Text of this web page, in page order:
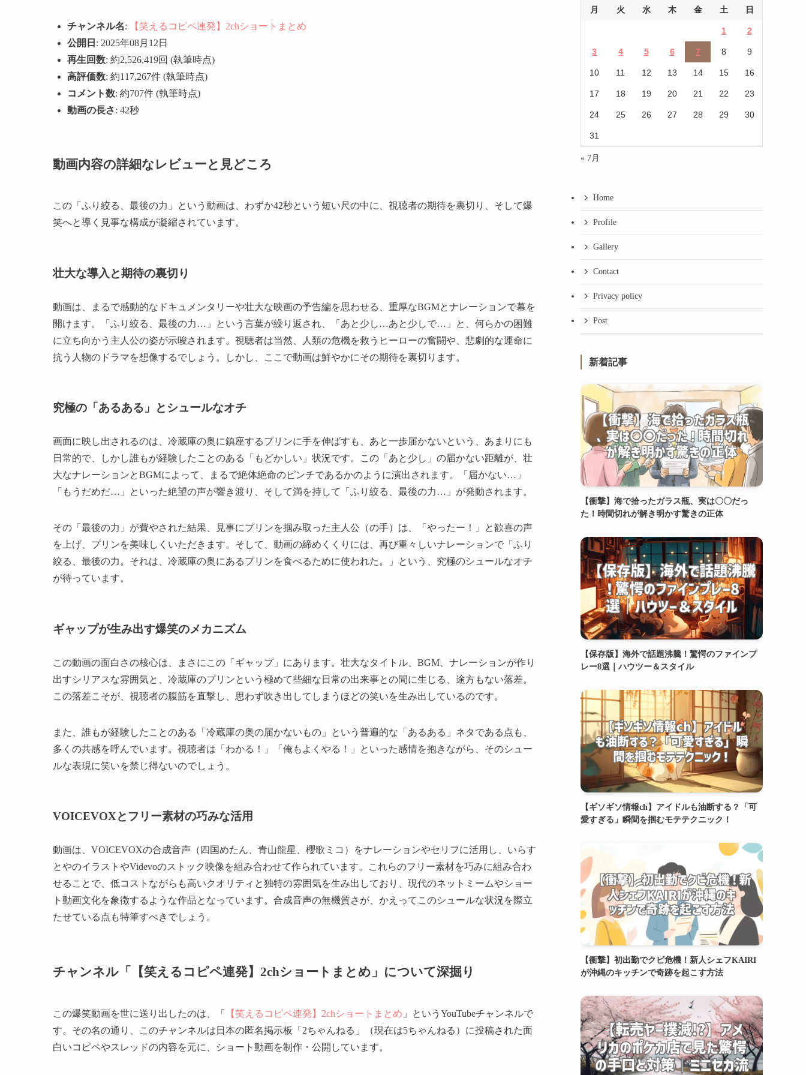
チャンネル名:
【笑えるコピペ連発】2chショートまとめ
公開日 : 2025年08月12日
再生回数: 約2,526,419回 (執筆時点)
高評価数: 約117,267件 (執筆時点)
コメント数: 約707件 (執筆時点)
動画の長さ: 42秒
動画内容の詳細なレビューと見どころ
この「ふり絞る、最後の力」という動画は、わずか42秒という短い尺の中に、視聴者の期待を裏切り、そして爆
笑へと導く見事な構成が凝縮されています。
壮大な導入と期待の裏切り
動画は、まるで感動的なドキュメンタリーや壮大な映画の予告編を思わせる、重厚なBGMとナレーションで幕を
開けます。「ふり絞る、最後の力…」という言葉が繰り返され、「あと少し…あと少しで…」と、何らかの困難
に立ち向かう主人公の姿が示唆されます。視聴者は当然、人類の危機を救うヒーローの奮闘や、悲劇的な運命に
抗う人物のドラマを想像するでしょう。しかし、ここで動画は鮮やかにその期待を裏切ります。
究極の「あるある」とシュールなオチ
画面に映し出されるのは、冷蔵庫の奥に鎮座するプリンに手を伸ばすも、あと一歩届かないという、あまりにも
日常的で、しかし誰もが経験したことのある「もどかしい」状況です。この「あと少し」の届かない距離が、壮
大なナレーションとBGMによって、まるで絶体絶命のピンチであるかのように演出されます。「届かない…」
「もうだめだ…」といった絶望の声が響き渡り、そして満を持して「ふり絞る、最後の力…」が発動されます。
その「最後の力」が費やされた結果、見事にプリンを掴み取った主人公（の手）は、「やったー！」と歓喜の声
を上げ、プリンを美味しくいただきます。そして、動画の締めくくりには、再び重々しいナレーションで「ふり
絞る、最後の力。それは、冷蔵庫の奥にあるプリンを食べるために使われた。」という、究極のシュールなオチ
が待っています。
ギャップが生み出す爆笑のメカニズム
この動画の面白さの核心は、まさにこの「ギャップ」にあります。壮大なタイトル、BGM、ナレーションが作り
出すシリアスな雰囲気と、冷蔵庫のプリンという極めて些細な日常の出来事との間に生じる、途方もない落差。
この落差こそが、視聴者の腹筋を直撃し、思わず吹き出してしまうほどの笑いを生み出しているのです。
また、誰もが経験したことのある「冷蔵庫の奥の届かないもの」という普遍的な「あるある」ネタである点も、
多くの共感を呼んでいます。視聴者は「わかる！」「俺もよくやる！」といった感情を抱きながら、そのシュー
ルな表現に笑いを禁じ得ないのでしょう。
VOICEVOXとフリー素材の巧みな活用
動画は、VOICEVOXの合成音声（四国めたん、青山龍星、櫻歌ミコ）をナレーションやセリフに活用し、いらす
とやのイラストやVidevoのストック映像を組み合わせて作られています。これらのフリー素材を巧みに組み合わ
せることで、低コストながらも高いクオリティと独特の雰囲気を生み出しており、現代のネットミームやショー
ト動画文化を象徴するような作品となっています。合成音声の無機質さが、かえってこのシュールな状況を際立
たせている点も特筆すべきでしょう。
チャンネル「【笑えるコピペ連発】2chショートまとめ」について深掘り
この爆笑動画を世に送り出したのは、「 【笑えるコピペ連発】2chショートまとめ 」というYouTubeチャンネルで
す。その名の通り、このチャンネルは日本の匿名掲示板「2ちゃんねる」（現在は5ちゃんねる）に投稿された面
白いコピペやスレッドの内容を元に、ショート動画を制作・公開しています。
月 火 水 木 金 土 日
1 2
3 4 5 6 7 8 9
10 11 12 13 14 15 16
17 18 19 20 21 22 23
24 25 26 27 28 29 30
31
« 7月
Home
Profile
Gallery
Contact
Privacy policy
Post
新着記事
【衝撃】海で拾ったガラス瓶、実は〇〇だっ
た！時間切れが解き明かす驚きの正体
【保存版】海外で話題沸騰！驚愕のファインプ
レー8選｜ハウツー＆スタイル
【ギソギソ情報ch】アイドルも油断する？「可
愛すぎる」瞬間を掴むモテテクニック！
【衝撃】初出勤でクビ危機！新人シェフKAIRI
が沖縄のキッチンで奇跡を起こす方法